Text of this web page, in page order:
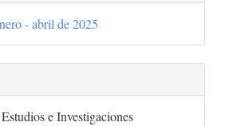
- abril de 2025
e Investigaciones